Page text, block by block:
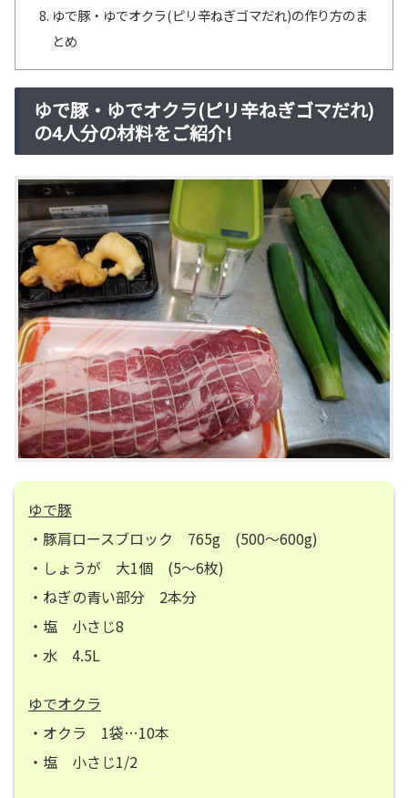
ゆで豚・ゆでオクラ(ピリ辛ねぎゴマだれ)の作り方のま
とめ
ゆで豚・ゆでオクラ(ピリ辛ねぎゴマだれ)
の4人分の材料をご紹介!
ゆで豚
・豚肩ロースブロック 765g (500～600g)
・しょうが 大1個 (5～6枚)
・ねぎの青い部分 2本分
・塩 小さじ8
・水 4.5L
ゆでオクラ
・オクラ 1袋…10本
・塩 小さじ1/2